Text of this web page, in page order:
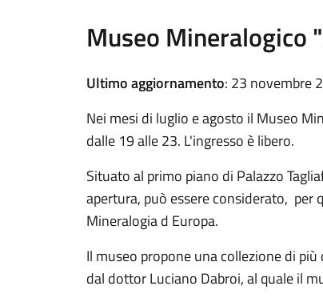
Museo Mineralogico
Ultimo aggiornamento: 23 novembre
Nei mesi di luglio e agosto il Museo
dalle 19 alle 23. L'ingresso è libero.
Situato al primo piano di Palazzo
apertura, può essere considerato, per
Mineralogia d Europa.
Il museo propone una collezione di
dal dottor Luciano Dabroi, al quale il